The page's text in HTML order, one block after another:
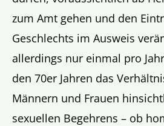
zum Amt gehen und den
Geschlechts im Ausweis
allerdings nur einmal pro
den 70er Jahren das
Männern und Frauen
sexuellen Begehrens – ob